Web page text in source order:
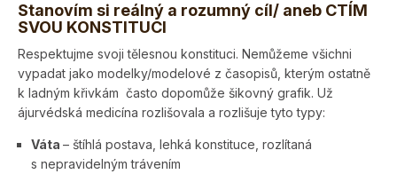
Stanovím si reálný a rozumný cíl/ aneb CTÍM
SVOU KONSTITUCI
Respektujme svoji tělesnou konstituci. Nemůžeme všichni
vypadat jako modelky/modelové z časopisů, kterým ostatně
k ladným křivkám často dopomůže šikovný grafik. Už
ájurvédská medicína rozlišovala a rozlišuje tyto typy:
Váta – štíhlá postava, lehká konstituce, rozlítaná
s nepravidelným trávením